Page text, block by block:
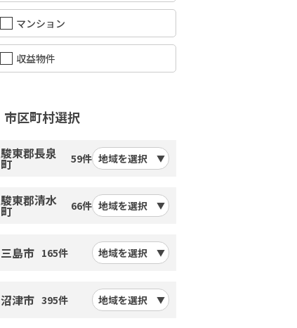
マンション
収益物件
市区町村選択
駿東郡長泉
町 59件 地域を選択
駿東郡清水
町 66件 地域を選択
三島市 165件 地域を選択
沼津市 395件 地域を選択